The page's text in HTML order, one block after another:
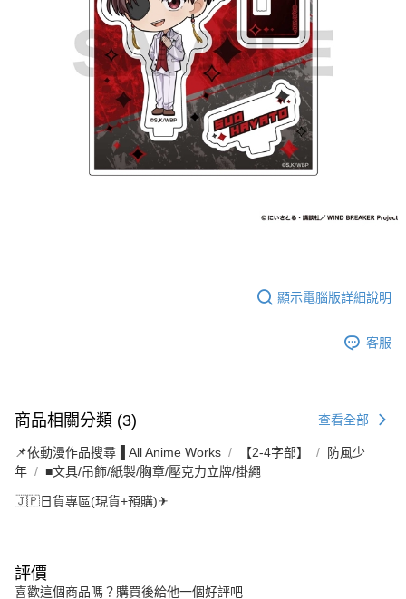
顯示電腦版詳細說明
客服
商品相關分類 (3) 查看全部
📌依動漫作品搜尋▐ All Anime Works 【2-4字部】
防風少
年
■文具/吊飾/紙製/胸章/壓克力立牌/掛繩
🇯🇵日貨專區(現貨+預購)✈
評價
喜歡這個商品嗎？購買後給他一個好評吧